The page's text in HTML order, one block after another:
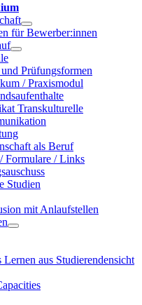
für Bewerber:innen
Prüfungsformen
/ Praxismodul
Transkulturelle
als Beruf
Formulare / Links
Studien
mit Anlaufstellen
Lernen aus Studierendensicht